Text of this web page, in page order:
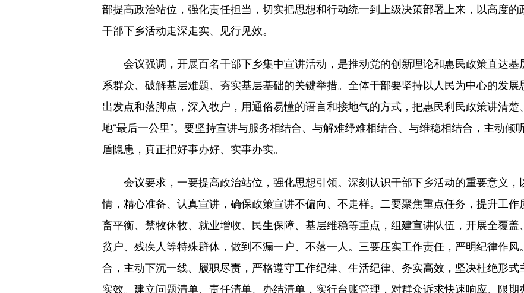
部提高政治站位，强化责任担当，切实把思想和行动统一到上级决策部署上来，以高度
干部下乡活动走深走实、见行见效。
会议强调，开展百名干部下乡集中宣讲活动，是推动党的创新理论和惠民政策直达基
系群众、破解基层难题、夯实基层基础的关键举措。全体干部要坚持以人民为中心的发
出发点和落脚点，深入牧户，用通俗易懂的语言和接地气的方式，把惠民利民政策讲清
地“最后一公里”。要坚持宣讲与服务相结合、与解难纾难相结合、与维稳相结合，主动倾
盾隐患，真正把好事办好、实事办实。
会议要求，一要提高政治站位，强化思想引领。深刻认识干部下乡活动的重要意义，
情，精心准备、认真宣讲，确保政策宣讲不偏向、不走样。二要聚焦重点任务，提升工
畜平衡、禁牧休牧、就业增收、民生保障、基层维稳等重点，组建宣讲队伍，开展全覆
贫户、残疾人等特殊群体，做到不漏一户、不落一人。三要压实工作责任，严明纪律作
合，主动下沉一线、履职尽责，严格遵守工作纪律、生活纪律、务实高效，坚决杜绝形
实效。建立问题清单、责任清单、办结清单，实行台账管理，对群众诉求快速响应、限